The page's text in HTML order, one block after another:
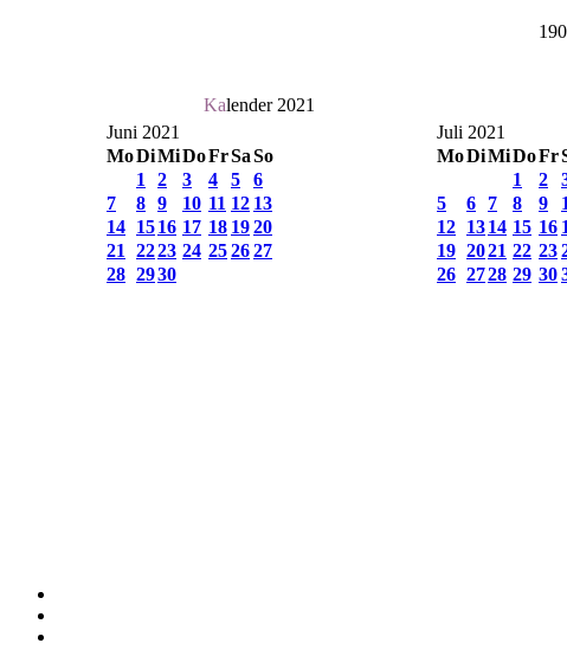
Kalender 2021
Juni 2021
MoDiMiDoFrSaSo
1
2 3 4 5
6
7
8 9 10 11 12 13
14 1516 17 18 1920
21
2223 24 252627
28 2930
Juli 2021
MoDiMiDoFr
1
2
5
6 7 8 9
12 1314 15 16
19 2021 22 23
26 2728 29 30